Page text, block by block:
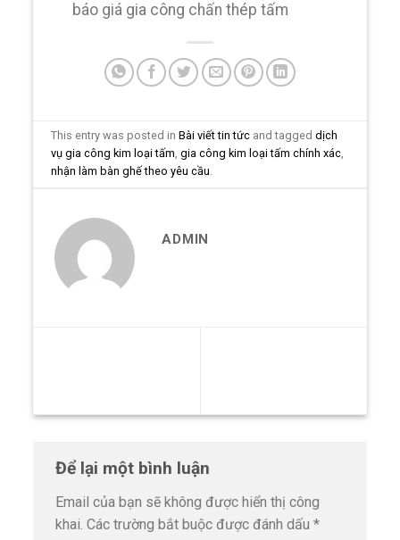
báo giá gia công chấn thép tấm
This entry was posted in Bài viết tin tứcand tagged dịch
vụ gia công kim loại tấm, gia công kim loại tấm chính xác,
nhận làm bàn ghế theo yêu cầu.
ADMIN
Để lại một bình luận
Email của bạn sẽ không được hiển thị công
khai. Các trường bắt buộc được đánh dấu*